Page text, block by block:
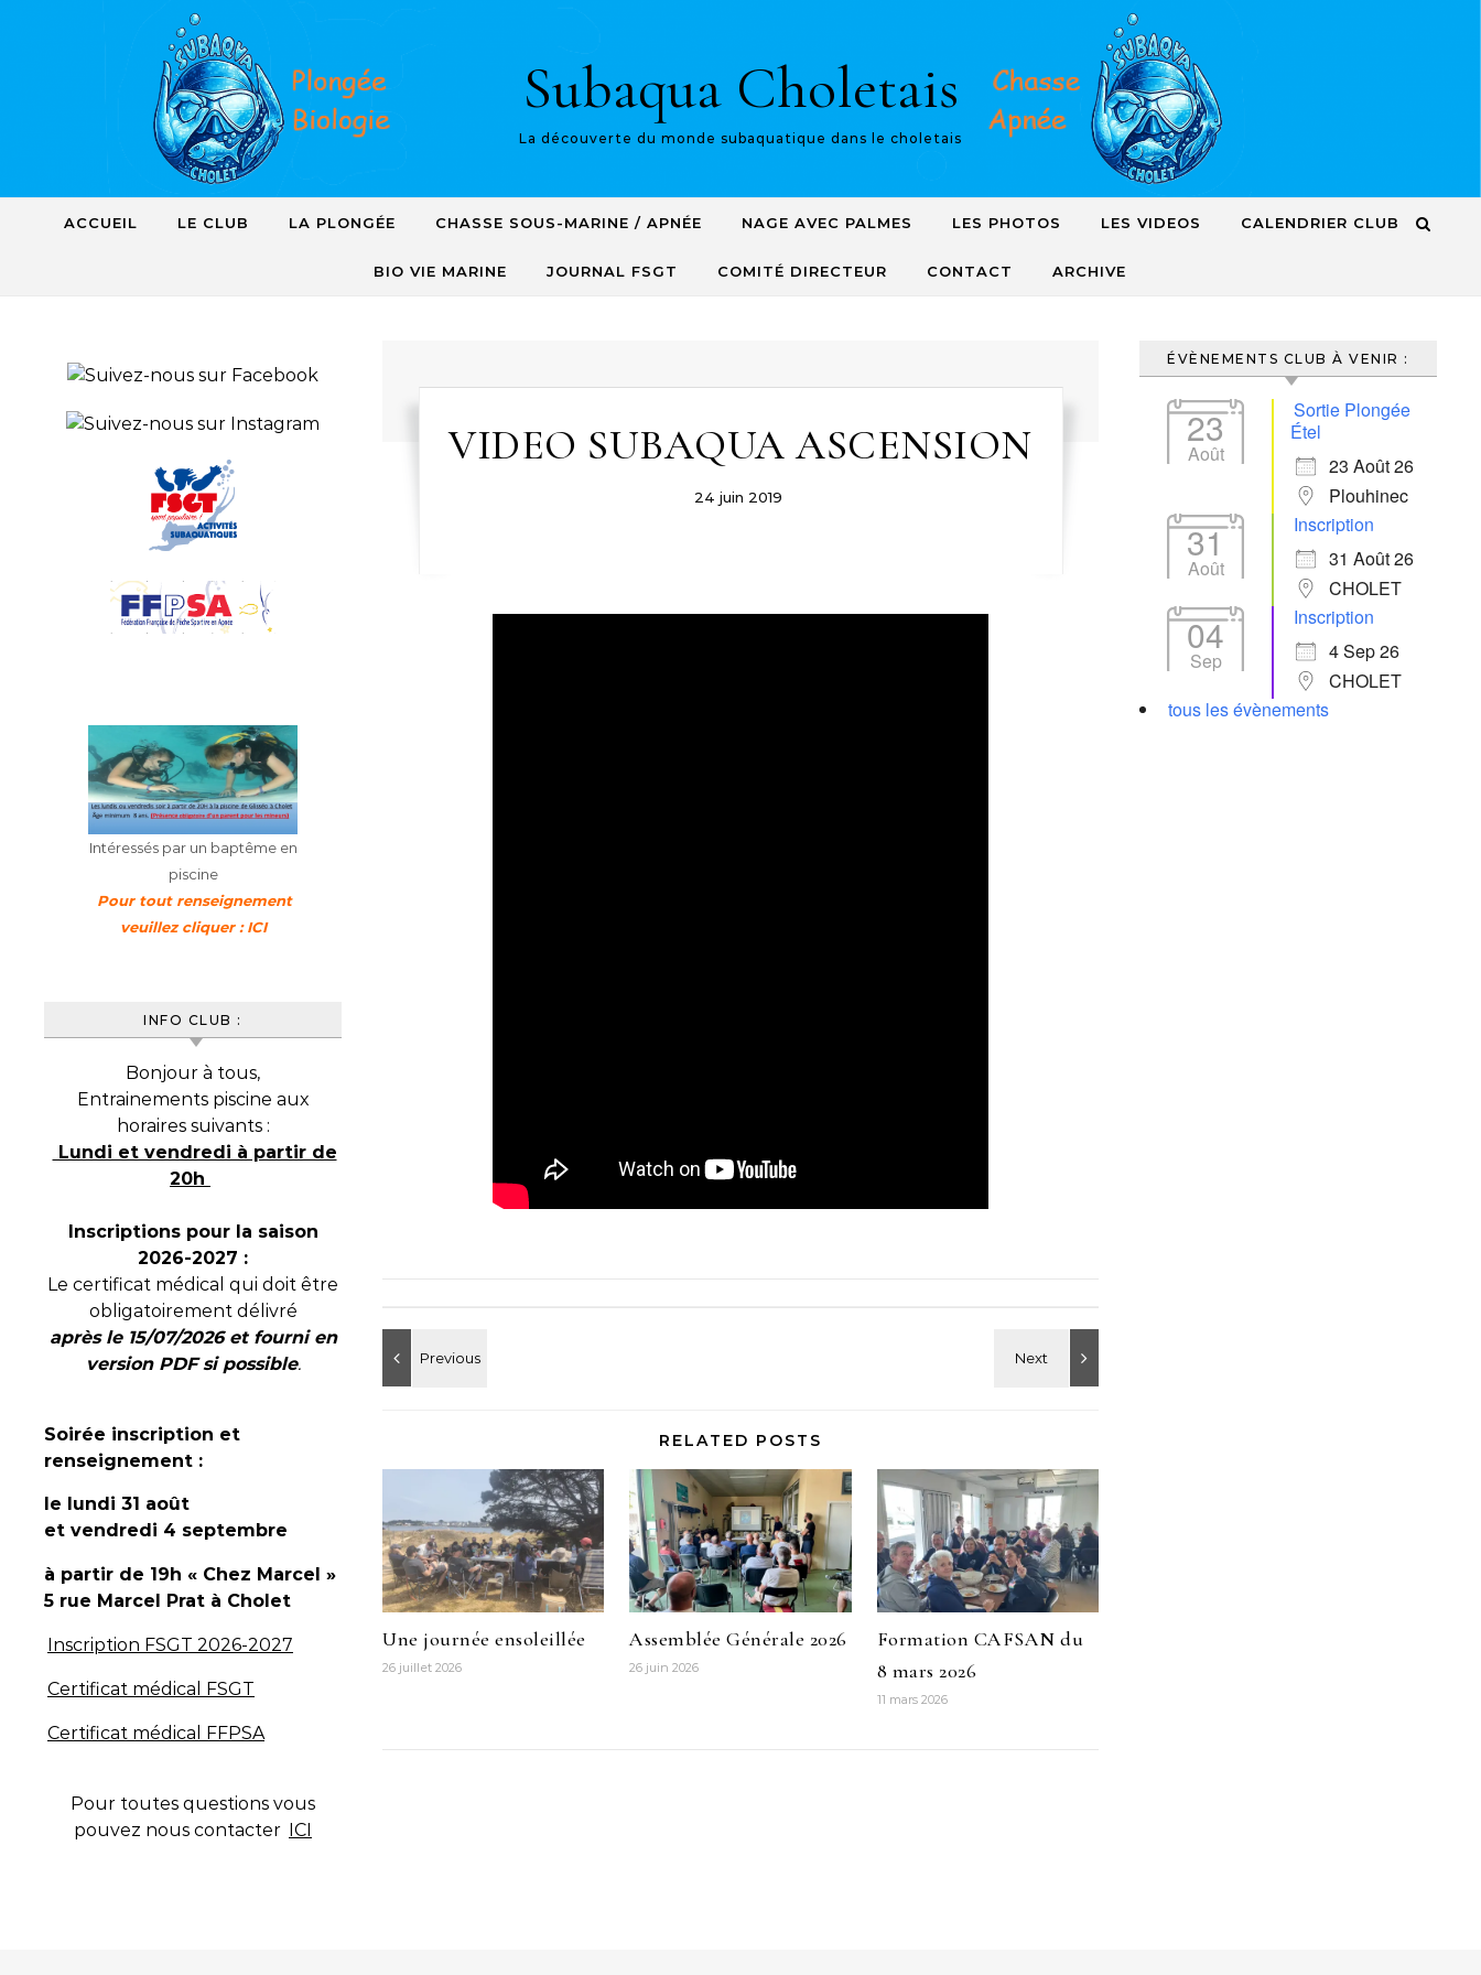
Subaqua Choletais
La découverte du monde subaquatique dans le choletais
ACCUEIL LE CLUB LA PLONGÉE CHASSE SOUS-MARINE / APNÉE NAGE AVEC PALMES LES PHOTOS LES VIDEOS CALENDRIER CLUB
BIO VIE MARINE JOURNAL FSGT COMITÉ DIRECTEUR CONTACT ARCHIVE
Intéressés par un baptême en
piscine
Pour tout renseignement
veuillez cliquer : ICI
INFO CLUB :
Bonjour à tous,
Entrainements piscine aux
horaires suivants :
Lundi et vendredi à partir de
20h
Inscriptions pour la saison
2026-2027 :
Le certificat médical qui doit être
obligatoirement délivré
après le 15/07/2026 et fourni en
version PDF si possible.
Soirée inscription et
renseignement :
le lundi 31 août
et vendredi 4 septembre
à partir de 19h « Chez Marcel »
5 rue Marcel Prat à Cholet
Inscription FSGT 2026-2027
Certificat médical FSGT
Certificat médical FFPSA
Pour toutes questions vous
pouvez nous contacter ICI
VIDEO SUBAQUA ASCENSION
24 juin 2019
RELATED POSTS
Une journée ensoleillée
26 juillet 2026
Assemblée Générale 2026
26 juin 2026
Formation CAFSAN du
8 mars 2026
11 mars 2026
ÉVÈNEMENTS CLUB À VENIR :
23
Août
Sortie Plongée
Étel
23 Août 26
Plouhinec
31
Août
Inscription
31 Août 26
CHOLET
04
Sep
Inscription
4 Sep 26
CHOLET
tous les évènements